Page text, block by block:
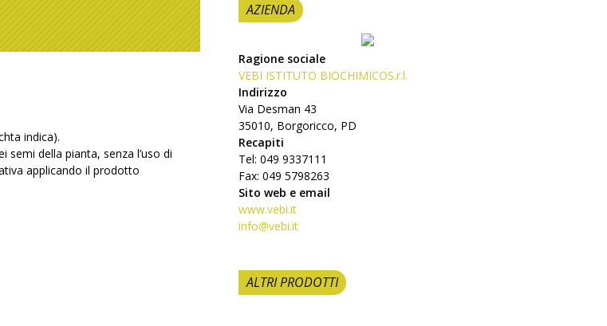
indica).
della pianta, senza l’uso di
applicando il prodotto
AZIENDA
Ragione sociale
VEBI ISTITUTO BIOCHIMICOS.r.l.
Indirizzo
Via Desman 43
35010, Borgoricco, PD
Recapiti
Tel: 049 9337111
Fax: 049 5798263
Sito web e email
www.vebi.it
info@vebi.it
ALTRI PRODOTTI